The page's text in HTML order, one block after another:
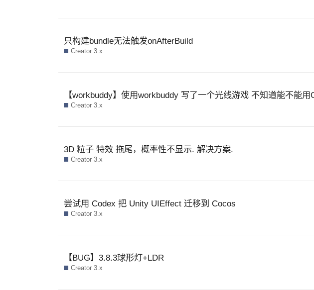
只构建bundle无法触发onAfterBuild
Creator 3.x
【workbuddy】使用workbuddy 写了一个光线游戏 不知道能不能用
Creator 3.x
3D 粒子 特效 拖尾，概率性不显示. 解决方案.
Creator 3.x
尝试用 Codex 把 Unity UIEffect 迁移到 Cocos
Creator 3.x
【BUG】3.8.3球形灯+LDR
Creator 3.x